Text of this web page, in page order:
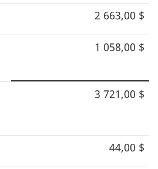
2 663,00 $
1 058,00 $
3 721,00 $
44,00 $